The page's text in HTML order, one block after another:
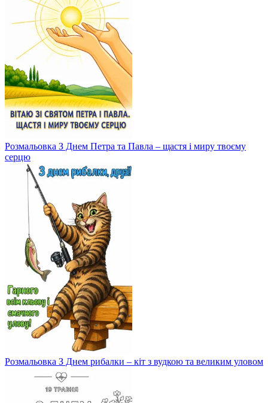
Розмальовка З Днем Петра та Павла – щастя і миру твоєму
серцю
Розмальовка З Днем рибалки – кіт з вудкою та великим уловом